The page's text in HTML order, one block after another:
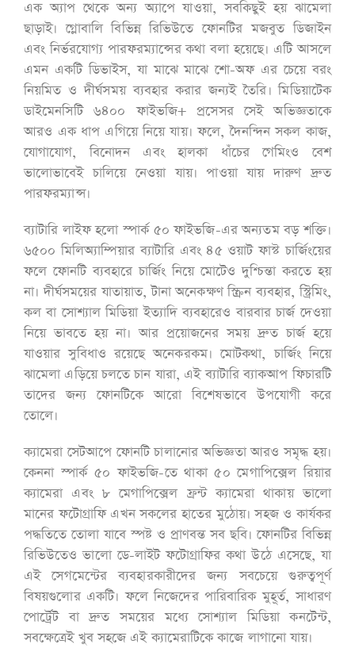
এক অ্যাপ থেকে অন্য অ্যাপে যাওয়া, সবকিছুই হয় ঝামেলা
ছাড়াই। গ্লোবালি বিভিন্ন রিভিউতে ফোনটির মজবুত ডিজাইন
এবং নির্ভরযোগ্য পারফরম্যান্সের কথা বলা হয়েছে। এটি আসলে
এমন একটি ডিভাইস, যা মাঝে মাঝে শো-অফ এর চেয়ে বরং
নিয়মিত ও দীর্ঘসময় ব্যবহার করার জন্যই তৈরি। মিডিয়াটেক
ডাইমেনসিটি ৬৪০০ ফাইভজি+ প্রসেসর সেই অভিজ্ঞতাকে
আরও এক ধাপ এগিয়ে নিয়ে যায়। ফলে, দৈনন্দিন সকল কাজ,
যোগাযোগ, বিনোদন এবং হালকা ধাঁচের গেমিংও বেশ
ভালোভাবেই চালিয়ে নেওয়া যায়। পাওয়া যায় দারুণ দ্রুত
পারফরম্যান্স।
ব্যাটারি লাইফ হলো স্পার্ক ৫০ ফাইভজি-এর অন্যতম বড় শক্তি।
৬৫০০ মিলিঅ্যাম্পিয়ার ব্যাটারি এবং ৪৫ ওয়াট ফাস্ট চার্জিংয়ের
ফলে ফোনটি ব্যবহারে চার্জিং নিয়ে মোটেও দুশ্চিন্তা করতে হয়
না। দীর্ঘসময়ের যাতায়াত, টানা অনেকক্ষণ স্ক্রিন ব্যবহার, স্ট্রিমিং,
কল বা সোশ্যাল মিডিয়া ইত্যাদি ব্যবহারেও বারবার চার্জ দেওয়া
নিয়ে ভাবতে হয় না। আর প্রয়োজনের সময় দ্রুত চার্জ হয়ে
যাওয়ার সুবিধাও রয়েছে অনেকরকম। মোটকথা, চার্জিং নিয়ে
ঝামেলা এড়িয়ে চলতে চান যারা, এই ব্যাটারি ব্যাকআপ ফিচারটি
তাদের জন্য ফোনটিকে আরো বিশেষভাবে উপযোগী করে
তোলে।
ক্যামেরা সেটআপে ফোনটি চালানোর অভিজ্ঞতা আরও সমৃদ্ধ হয়।
কেননা স্পার্ক ৫০ ফাইভজি-তে থাকা ৫০ মেগাপিক্সেল রিয়ার
ক্যামেরা এবং ৮ মেগাপিক্সেল ফ্রন্ট ক্যামেরা থাকায় ভালো
মানের ফটোগ্রাফি এখন সকলের হাতের মুঠোয়। সহজ ও কার্যকর
পদ্ধতিতে তোলা যাবে স্পষ্ট ও প্রাণবন্ত সব ছবি। ফোনটির বিভিন্ন
রিভিউতেও ভালো ডে-লাইট ফটোগ্রাফির কথা উঠে এসেছে, যা
এই সেগমেন্টের ব্যবহারকারীদের জন্য সবচেয়ে গুরুত্বপূর্ণ
বিষয়গুলোর একটি। ফলে নিজেদের পারিবারিক মুহূর্ত, সাধারণ
পোর্ট্রেট বা দ্রুত সময়ের মধ্যে সোশ্যাল মিডিয়া কনটেন্ট,
সবক্ষেত্রেই খুব সহজে এই ক্যামেরাটিকে কাজে লাগানো যায়।